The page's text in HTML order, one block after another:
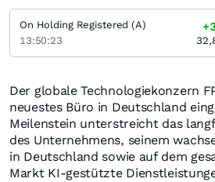
Der globale Technologiekonzern
neuestes Büro in Deutschland
Meilenstein unterstreicht das
des Unternehmens, seinem
in Deutschland sowie auf dem
Markt KI-gestützte
On Holding Registered (A)
13:50:23